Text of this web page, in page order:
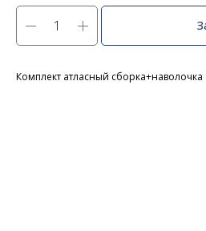
Комплект атласный сборка+наволочка